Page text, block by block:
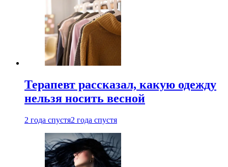
Терапевт рассказал, какую одежду
нельзя носить весной
2 года спустя2 года спустя